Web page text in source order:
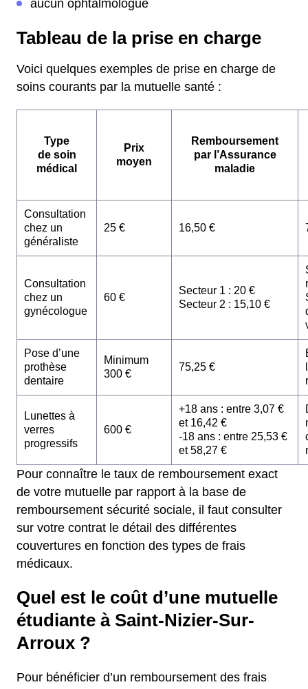
aucun ophtalmologue
Tableau de la prise en charge
Voici quelques exemples de prise en charge de
soins courants par la mutuelle santé :
Type
de soin
médical
Prix
moyen
Remboursement
par l’Assurance
maladie
Consultation
chez un
généraliste
25 € 16,50 €
Consultation
chez un
gynécologue
60 €
Secteur 1 : 20 €
Secteur 2 : 15,10 €
Pose d’une
prothèse
dentaire
Minimum
300 €
75,25 €
Lunettes à
verres
progressifs
600 €
+18 ans : entre 3,07 €
et 16,42 €
-18 ans : entre 25,53 €
et 58,27 €
Pour connaître le taux de remboursement exact
de votre mutuelle par rapport à la base de
remboursement sécurité sociale, il faut consulter
sur votre contrat le détail des différentes
couvertures en fonction des types de frais
médicaux.
Quel est le coût d’une mutuelle
étudiante à Saint-Nizier-Sur-
Arroux ?
Pour bénéficier d’un remboursement des frais